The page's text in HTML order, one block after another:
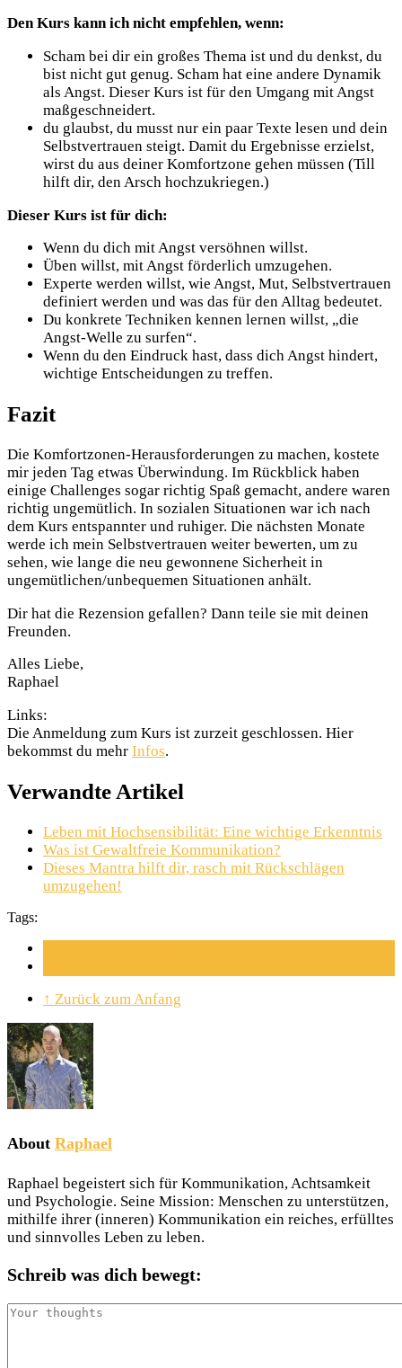
Den Kurs kann ich nicht empfehlen, wenn:
Scham bei dir ein großes Thema ist und du denkst, du
bist nicht gut genug. Scham hat eine andere Dynamik
als Angst. Dieser Kurs ist für den Umgang mit Angst
maßgeschneidert.
du glaubst, du musst nur ein paar Texte lesen und dein
Selbstvertrauen steigt. Damit du Ergebnisse erzielst,
wirst du aus deiner Komfortzone gehen müssen (Till
hilft dir, den Arsch hochzukriegen.)
Dieser Kurs ist für dich:
Wenn du dich mit Angst versöhnen willst.
Üben willst, mit Angst förderlich umzugehen.
Experte werden willst, wie Angst, Mut, Selbstvertrauen
definiert werden und was das für den Alltag bedeutet.
Du konkrete Techniken kennen lernen willst, „die
Angst-Welle zu surfen“.
Wenn du den Eindruck hast, dass dich Angst hindert,
wichtige Entscheidungen zu treffen.
Fazit
Die Komfortzonen-Herausforderungen zu machen, kostete
mir jeden Tag etwas Überwindung. Im Rückblick haben
einige Challenges sogar richtig Spaß gemacht, andere waren
richtig ungemütlich. In sozialen Situationen war ich nach
dem Kurs entspannter und ruhiger. Die nächsten Monate
werde ich mein Selbstvertrauen weiter bewerten, um zu
sehen, wie lange die neu gewonnene Sicherheit in
ungemütlichen/unbequemen Situationen anhält.
Dir hat die Rezension gefallen? Dann teile sie mit deinen
Freunden.
Alles Liebe,
Raphael
Links:
Die Anmeldung zum Kurs ist zurzeit geschlossen. Hier
bekommst du mehr Infos.
Verwandte Artikel
Leben mit Hochsensibilität: Eine wichtige Erkenntnis
Was ist Gewaltfreie Kommunikation?
Dieses Mantra hilft dir, rasch mit Rückschlägen
umzugehen!
Tags:
↑ Zurück zum Anfang
About Raphael
Raphael begeistert sich für Kommunikation, Achtsamkeit
und Psychologie. Seine Mission: Menschen zu unterstützen,
mithilfe ihrer (inneren) Kommunikation ein reiches, erfülltes
und sinnvolles Leben zu leben.
Schreib was dich bewegt: